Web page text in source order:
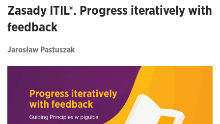
Zasady ITIL®. Progress iteratively with
feedback
Jarosław Pastuszak